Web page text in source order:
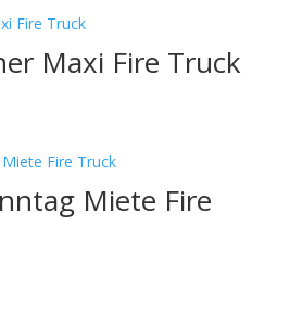
Maxi Fire Truck
Miete Fire